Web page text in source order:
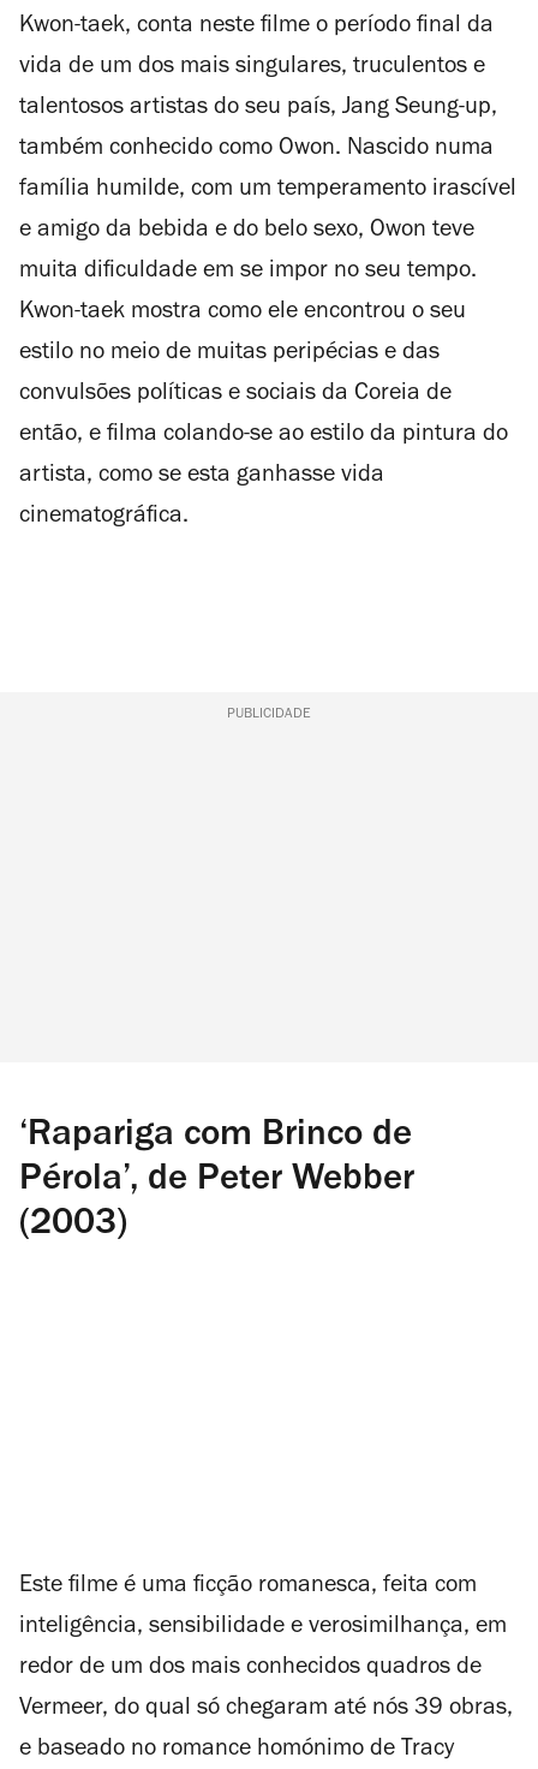
Kwon-taek, conta neste filme o período final da
vida de um dos mais singulares, truculentos e
talentosos artistas do seu país, Jang Seung-up,
também conhecido como Owon. Nascido numa
família humilde, com um temperamento irascível
e amigo da bebida e do belo sexo, Owon teve
muita dificuldade em se impor no seu tempo.
Kwon-taek mostra como ele encontrou o seu
estilo no meio de muitas peripécias e das
convulsões políticas e sociais da Coreia de
então, e filma colando-se ao estilo da pintura do
artista, como se esta ganhasse vida
cinematográfica.
PUBLICIDADE
‘Rapariga com Brinco de
Pérola’, de Peter Webber
(2003)
Este filme é uma ficção romanesca, feita com
inteligência, sensibilidade e verosimilhança, em
redor de um dos mais conhecidos quadros de
Vermeer, do qual só chegaram até nós 39 obras,
e baseado no romance homónimo de Tracy